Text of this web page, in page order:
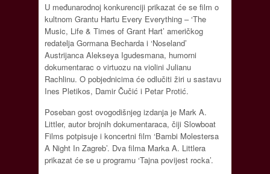
U međunarodnoj konkurenciji prikazat će se film o
kultnom Grantu Hartu Every Everything – ‘The
Music, Life & Times of Grant Hart’ američkog
redatelja Gormana Becharda i ‘Noseland’
Austrijanca Alekseya Igudesmana, humorni
dokumentarac o virtuozu na violini Julianu
Rachlinu. O pobjednicima će odlučiti žiri u sastavu
Ines Pletikos, Damir Čučić i Petar Protić.
Poseban gost ovogodišnjeg izdanja je Mark A.
Littler, autor brojnih dokumentaraca, čiji Slowboat
Films potpisuje i koncertni film ‘Bambi Molestersa
A Night In Zagreb’. Dva filma Marka A. Littlera
prikazat će se u programu ‘Tajna povijest rocka’.